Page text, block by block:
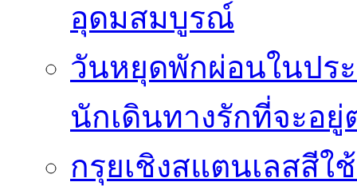
อุดมสมบูรณ์
วันหยุดพักผ่อนในประ
นักเดินทางรักที่จะอยู่
กรุยเชิงสแตนเลสสีใ